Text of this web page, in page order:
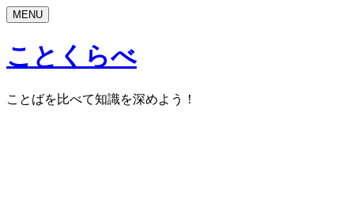
MENU
ことくらべ
ことばを比べて知識を深めよう！